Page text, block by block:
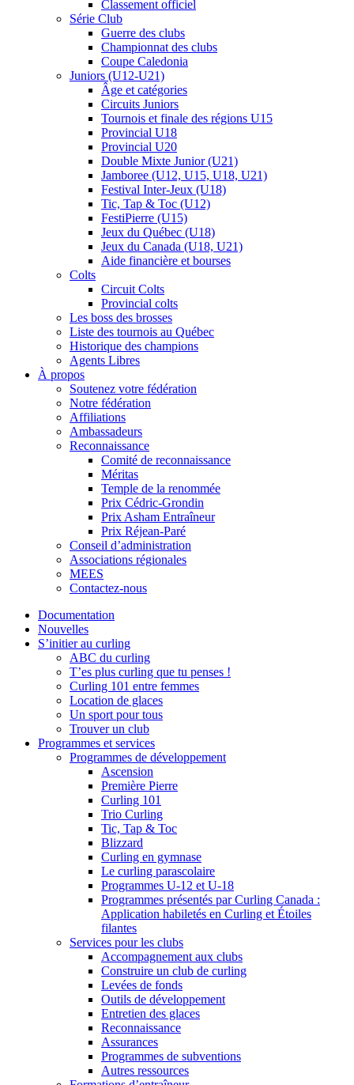
Classement officiel
Série Club
Guerre des clubs
Championnat des clubs
Coupe Caledonia
Juniors (U12-U21)
Âge et catégories
Circuits Juniors
Tournois et finale des régions U15
Provincial U18
Provincial U20
Double Mixte Junior (U21)
Jamboree (U12, U15, U18, U21)
Festival Inter-Jeux (U18)
Tic, Tap & Toc (U12)
FestiPierre (U15)
Jeux du Québec (U18)
Jeux du Canada (U18, U21)
Aide financière et bourses
Colts
Circuit Colts
Provincial colts
Les boss des brosses
Liste des tournois au Québec
Historique des champions
Agents Libres
À propos
Soutenez votre fédération
Notre fédération
Affiliations
Ambassadeurs
Reconnaissance
Comité de reconnaissance
Méritas
Temple de la renommée
Prix Cédric-Grondin
Prix Asham Entraîneur
Prix Réjean-Paré
Conseil d’administration
Associations régionales
MEES
Contactez-nous
Documentation
Nouvelles
S’initier au curling
ABC du curling
T’es plus curling que tu penses !
Curling 101 entre femmes
Location de glaces
Un sport pour tous
Trouver un club
Programmes et services
Programmes de développement
Ascension
Première Pierre
Curling 101
Trio Curling
Tic, Tap & Toc
Blizzard
Curling en gymnase
Le curling parascolaire
Programmes U-12 et U-18
Programmes présentés par Curling Canada :
Application habiletés en Curling et Étoiles
filantes
Services pour les clubs
Accompagnement aux clubs
Construire un club de curling
Levées de fonds
Outils de développement
Entretien des glaces
Reconnaissance
Assurances
Programmes de subventions
Autres ressources